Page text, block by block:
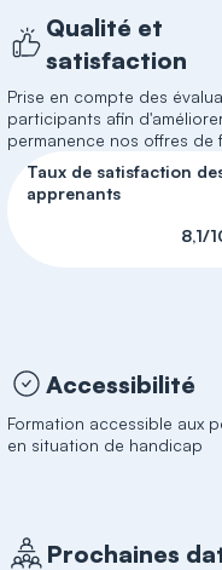
Qualité et
satisfaction
Prise en compte des
participants afin
permanence nos offres de
Taux de satisfaction
apprenants
8,1/
Accessibilité
Formation accessible aux
en situation de handicap
Prochaines